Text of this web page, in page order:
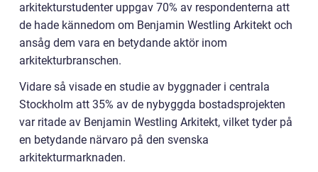
arkitekturstudenter uppgav 70% av respondenterna att
de hade kännedom om Benjamin Westling Arkitekt och
ansåg dem vara en betydande aktör inom
arkitekturbranschen.
Vidare så visade en studie av byggnader i centrala
Stockholm att 35% av de nybyggda bostadsprojekten
var ritade av Benjamin Westling Arkitekt, vilket tyder på
en betydande närvaro på den svenska
arkitekturmarknaden.